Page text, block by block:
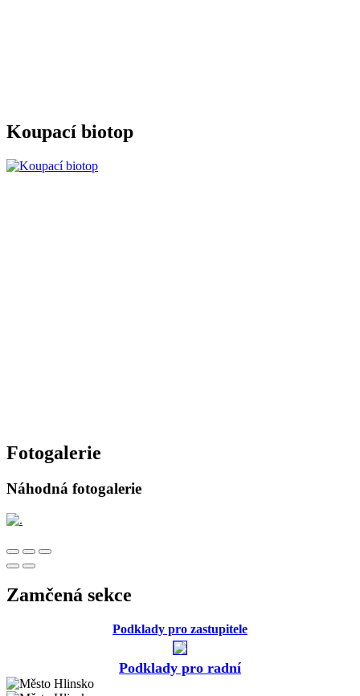
Koupací biotop
Fotogalerie
Náhodná fotogalerie
Zamčená sekce
Podklady pro zastupitele
Podklady pro radní